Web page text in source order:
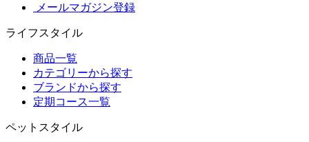
メールマガジン登録
ライフスタイル
商品一覧
カテゴリーから探す
ブランドから探す
定期コース一覧
ペットスタイル